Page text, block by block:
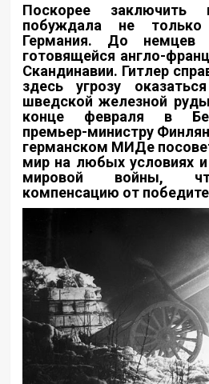
Поскорее заключить
побуждала не
Германия. До
готовящейся англо-
Скандинавии. Гитлер
здесь угрозу
шведской железной
конце февраля в
премьер-министру
германском МИДе
мир на любых условиях
мировой войны,
компенсацию от